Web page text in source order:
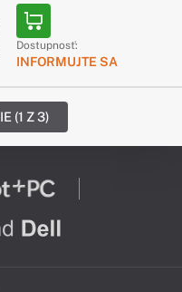
Dostupnosť:
INFORMUJTE SA
(1 Z 3)